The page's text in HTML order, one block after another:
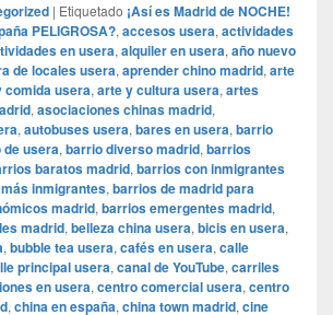
| Etiquetado ¡Así es Madrid de NOCHE!
PELIGROSA?, accesos usera, actividades
en usera, alquiler en usera, año nuevo
de locales usera, aprender chino madrid, arte
comida usera, arte y cultura usera, artes
, asociaciones chinas madrid,
, autobuses usera, bares en usera, barrio
de usera, barrio diverso madrid, barrios
baratos madrid, barrios con inmigrantes
inmigrantes, barrios de madrid para
madrid, barrios emergentes madrid,
madrid, belleza china usera, bicis en usera,
, bubble tea usera, cafés en usera, calle
principal usera, canal de YouTube, carriles
en usera, centro comercial usera, centro
, china en españa, china town madrid, cine